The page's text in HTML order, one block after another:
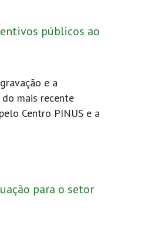
públicos ao
e a
mais recente
Centro PINUS e a
para o setor